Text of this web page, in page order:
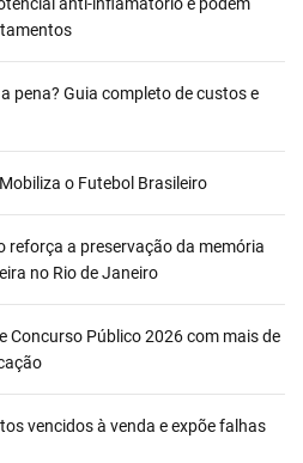
pena? Guia completo de custos e
o Futebol Brasileiro
reforça a preservação da memória
no Rio de Janeiro
Concurso Público 2026 com mais de
vencidos à venda e expõe falhas